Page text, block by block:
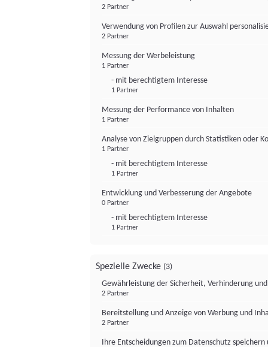
2 Partner
Verwendung von Profilen zur Auswahl
2 Partner
Messung der Werbeleistung
1 Partner
- mit berechtigtem Interesse
1 Partner
Messung der Performance von Inhalten
1 Partner
Analyse von Zielgruppen durch Statistiken oder
1 Partner
- mit berechtigtem Interesse
1 Partner
Entwicklung und Verbesserung der Angebote
0 Partner
- mit berechtigtem Interesse
1 Partner
Spezielle Zwecke (3)
Gewährleistung der Sicherheit, Verhinderung
2 Partner
Bereitstellung und Anzeige von Werbung und
2 Partner
Ihre Entscheidungen zum Datenschutz